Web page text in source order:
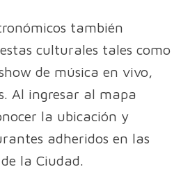
también
culturales tales como
de música en vivo,
Al ingresar al mapa
la ubicación y
adheridos en las
la Ciudad.